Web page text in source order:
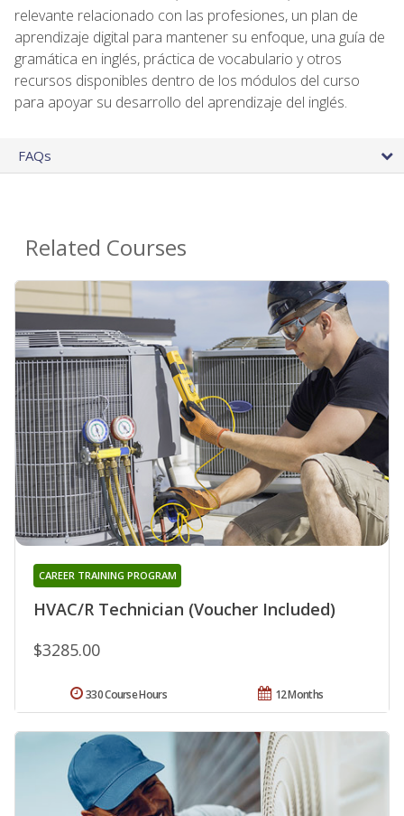
relevante relacionado con las profesiones, un plan de
aprendizaje digital para mantener su enfoque, una guía de
gramática en inglés, práctica de vocabulario y otros
recursos disponibles dentro de los módulos del curso
para apoyar su desarrollo del aprendizaje del inglés.
FAQs
Related Courses
HVAC/R Technician (Voucher Included)
CAREER TRAINING PROGRAM
$3285.00
12 Months
330 Course Hours